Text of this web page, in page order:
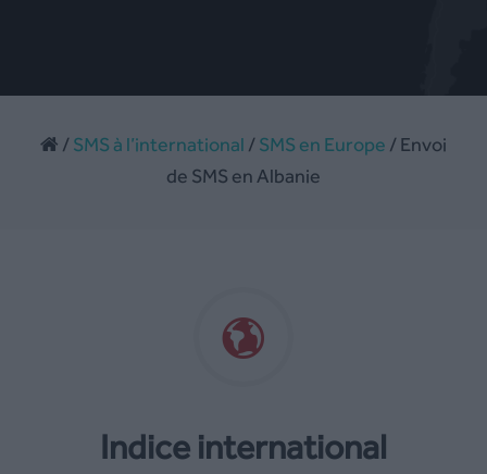
/SMS à l’international /SMS en Europe / Envoi
de SMS en Albanie
Indice international